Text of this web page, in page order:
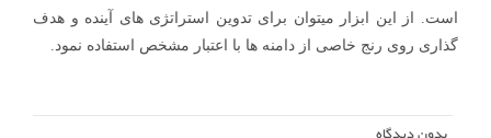
است. از این ابزار میتوان برای تدوین استراتژی های آینده و هدف
گذاری روی رنج خاصی از دامنه ها با اعتبار مشخص استفاده نمود.